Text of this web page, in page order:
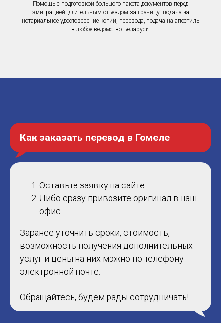
Помощь с подготовкой большого пакета документов перед
эмиграцией, длительным отъездом за границу: подача на
нотариальное удостоверение копий, перевода, подача на апостиль
в любое ведомство Беларуси.
Как заказать перевод в Гомеле
Оставьте заявку на сайте.
Либо сразу привозите оригинал в наш
офис.
Заранее уточнить сроки, стоимость,
возможность получения дополнительных
услуг и цены на них можно по телефону,
электронной почте.
Обращайтесь, будем рады сотрудничать!